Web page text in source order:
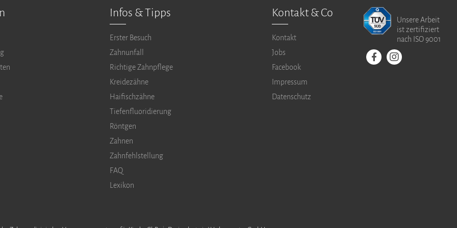
Infos & Tipps
Erster Besuch
Zahnunfall
Richtige Zahnpflege
Kreidezähne
Haifischzähne
Tiefenfluoridierung
Röntgen
Zahnen
Zahnfehlstellung
FAQ
Lexikon
Kontakt & Co
Kontakt
Jobs
Facebook
Impressum
Datenschutz
Unsere Arbeit
ist zertifiziert
nach ISO 9001